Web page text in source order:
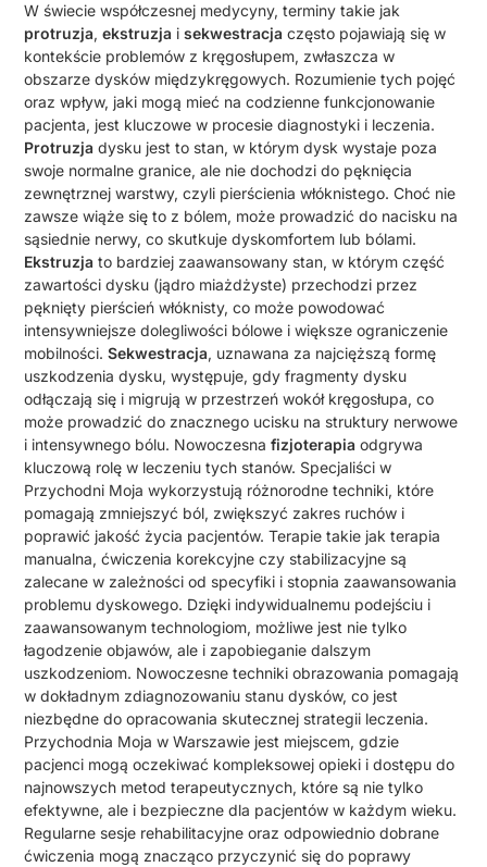
W świecie współczesnej medycyny, terminy takie jak
protruzja,ekstruzja isekwestracja często pojawiają się w
kontekście problemów z kręgosłupem, zwłaszcza w
obszarze dysków międzykręgowych. Rozumienie tych pojęć
oraz wpływ, jaki mogą mieć na codzienne funkcjonowanie
pacjenta, jest kluczowe w procesie diagnostyki i leczenia.
Protruzja dysku jest to stan, w którym dysk wystaje poza
swoje normalne granice, ale nie dochodzi do pęknięcia
zewnętrznej warstwy, czyli pierścienia włóknistego. Choć nie
zawsze wiąże się to z bólem, może prowadzić do nacisku na
sąsiednie nerwy, co skutkuje dyskomfortem lub bólami.
Ekstruzja to bardziej zaawansowany stan, w którym część
zawartości dysku (jądro miażdżyste) przechodzi przez
pęknięty pierścień włóknisty, co może powodować
intensywniejsze dolegliwości bólowe i większe ograniczenie
mobilności.Sekwestracja, uznawana za najcięższą formę
uszkodzenia dysku, występuje, gdy fragmenty dysku
odłączają się i migrują w przestrzeń wokół kręgosłupa, co
może prowadzić do znacznego ucisku na struktury nerwowe
i intensywnego bólu. Nowoczesnafizjoterapia odgrywa
kluczową rolę w leczeniu tych stanów. Specjaliści w
Przychodni Moja wykorzystują różnorodne techniki, które
pomagają zmniejszyć ból, zwiększyć zakres ruchów i
poprawić jakość życia pacjentów. Terapie takie jak terapia
manualna, ćwiczenia korekcyjne czy stabilizacyjne są
zalecane w zależności od specyfiki i stopnia zaawansowania
problemu dyskowego. Dzięki indywidualnemu podejściu i
zaawansowanym technologiom, możliwe jest nie tylko
łagodzenie objawów, ale i zapobieganie dalszym
uszkodzeniom. Nowoczesne techniki obrazowania pomagają
w dokładnym zdiagnozowaniu stanu dysków, co jest
niezbędne do opracowania skutecznej strategii leczenia.
Przychodnia Moja w Warszawie jest miejscem, gdzie
pacjenci mogą oczekiwać kompleksowej opieki i dostępu do
najnowszych metod terapeutycznych, które są nie tylko
efektywne, ale i bezpieczne dla pacjentów w każdym wieku.
Regularne sesje rehabilitacyjne oraz odpowiednio dobrane
ćwiczenia mogą znacząco przyczynić się do poprawy